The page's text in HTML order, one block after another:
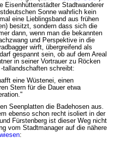
Eisenhüttenstädter Stadtwanderer
Sonne wahrlich kein
eine Lieblingsband aus frühen
besitzt, sondern dass sich die
dann, wenn man die bekannten
und Perspektive in die
wirft, übergreifend als
gespannt sein, ob auf dem Areal
in seiner Vortrauer zu Röcken
tallandschaften schreibt:
eine Wüstenei, einen
Stern für die Dauer etwa
Seenplatten die Badehosen aus.
ebenso schon recht isoliert in der
Fürstenberg ist dieser Weg nicht
vom Stadtmanager auf die nähere
: